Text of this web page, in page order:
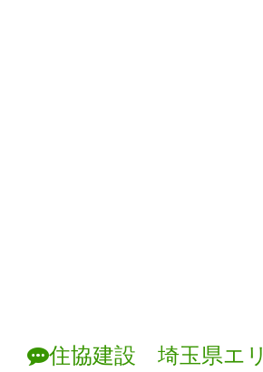
住協建設 埼玉県エ